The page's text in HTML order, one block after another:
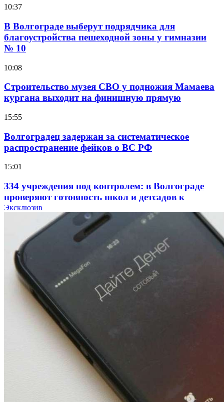
10:37
В Волгограде выберут подрядчика для
благоустройства пешеходной зоны у гимназии
№ 10
10:08
Строительство музея СВО у подножия Мамаева
кургана выходит на финишную прямую
15:55
Волгоградец задержан за систематическое
распространение фейков о ВС РФ
15:01
334 учреждения под контролем: в Волгограде
проверяют готовность школ и детсадов к
учебному году
Покушение на убийство в Волгограде: девушка
напала на незнакомую женщину с ножом
12:39
Сладкий праздник в Волгограде: в Центральном
парке прошёл фестиваль „Арбузный переполох“
Волгоградские компании нарастили экспорт:
заключены контракты на 3,6 млн долларов
Эксклюзив